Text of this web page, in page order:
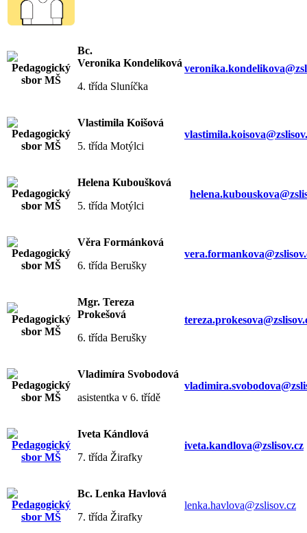
Bc.
Veronika Kondelíková
4. třída Sluníčka
Vlastimila Koišová
5. třída Motýlci
Helena Kuboušková
5. třída Motýlci
Věra Formánková
6. třída Berušky
Mgr. Tereza
Prokešová
6. třída Berušky
Vladimíra Svobodová
asistentka v 6. třídě
Iveta Kándlová
7. třída Žirafky
iveta.kandlova@zslisov.cz
Bc. Lenka Havlová
7. třída Žirafky
lenka.havlova@zslisov.cz